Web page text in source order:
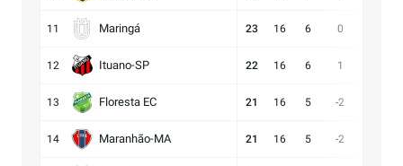
11 Maringá 23 16 6 0
12 Ituano-SP 22 16 6 1
13 Floresta EC 21 16 5 -2
14 Maranhão-MA 21 16 5 -2